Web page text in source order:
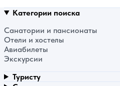
Категории поиска
Санатории и пансионаты
Отели и хостелы
Авиабилеты
Экскурсии
Туристу